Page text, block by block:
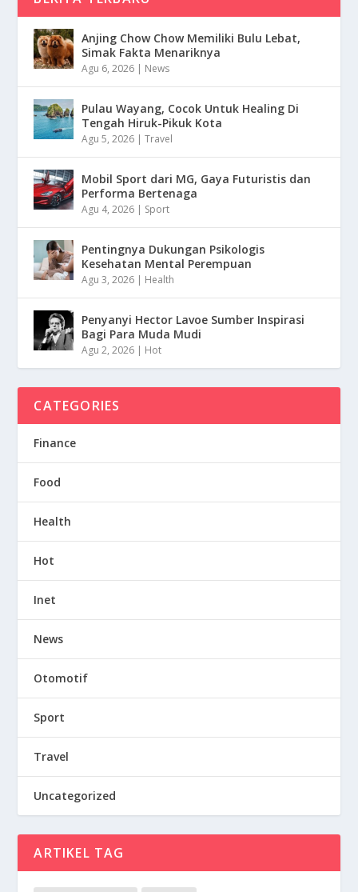
Anjing Chow Chow Memiliki Bulu Lebat,
Simak Fakta Menariknya
Agu 6, 2026 | News
Pulau Wayang, Cocok Untuk Healing Di
Tengah Hiruk-Pikuk Kota
Agu 5, 2026 |Travel
Mobil Sport dari MG, Gaya Futuristis dan
Performa Bertenaga
Agu 4, 2026 | Sport
Pentingnya Dukungan Psikologis
Kesehatan Mental Perempuan
Agu 3, 2026 | Health
Penyanyi Hector Lavoe Sumber Inspirasi
Bagi Para Muda Mudi
Agu 2, 2026 | Hot
CATEGORIES
Finance
Food
Health
Hot
Inet
News
Otomotif
Sport
Travel
Uncategorized
ARTIKEL TAG